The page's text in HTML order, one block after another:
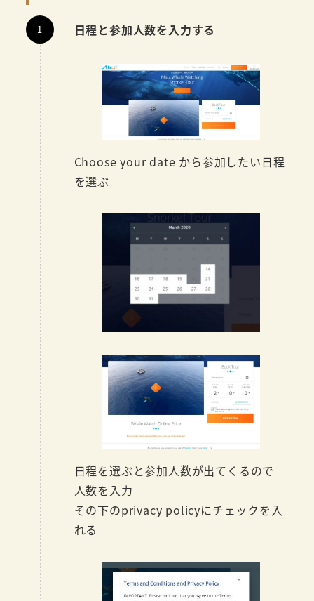
日程と参加人数を入力する
Choose your date から参加したい日程
を選ぶ
日程を選ぶと参加人数が出てくるので
人数を入力
その下のprivacy policyにチェックを入
れる